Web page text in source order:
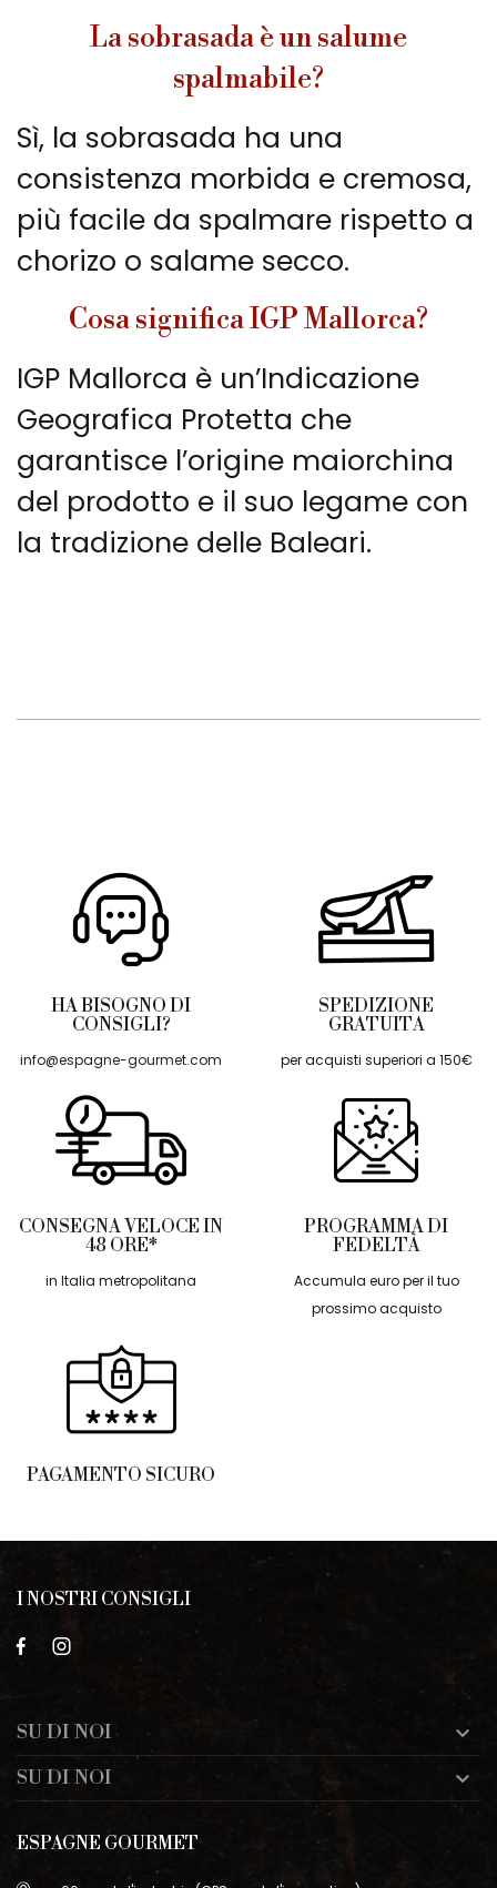
La sobrasada è un salume
spalmabile?
Sì, la sobrasada ha una
consistenza morbida e cremosa,
più facile da spalmare rispetto a
chorizo o salame secco.
Cosa significa IGP Mallorca?
IGP Mallorca è un’Indicazione
Geografica Protetta che
garantisce l’origine maiorchina
del prodotto e il suo legame con
la tradizione delle Baleari.
HA BISOGNO DI
CONSIGLI?
info@espagne-gourmet.com
SPEDIZIONE
GRATUITA
per acquisti superiori a 150€
CONSEGNA VELOCE IN
48 ORE*
in Italia metropolitana
PROGRAMMA DI
FEDELTÀ
Accumula euro per il tuo
prossimo acquisto
PAGAMENTO SICURO
I NOSTRI CONSIGLI
SU DI NOI 
SU DI NOI 
ESPAGNE GOURMET